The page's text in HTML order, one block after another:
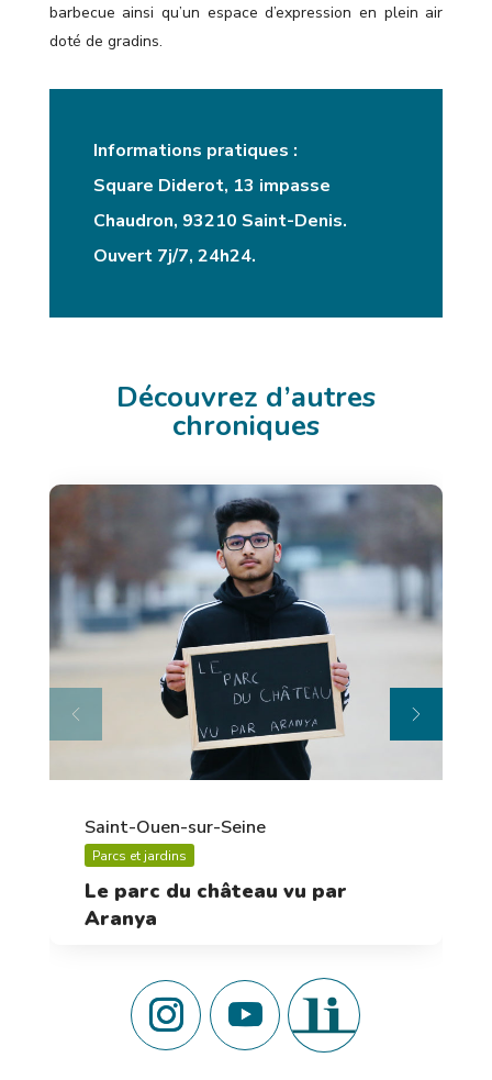
barbecue ainsi qu’un espace d’expression en plein air
doté de gradins.
Informations pratiques :
Square Diderot, 13 impasse
Chaudron, 93210 Saint-Denis.
Ouvert 7j/7, 24h24.
Découvrez d’autres
chroniques
Saint-Ouen-sur-Seine
Parcs et jardins
Le parc du château vu par
Aranya